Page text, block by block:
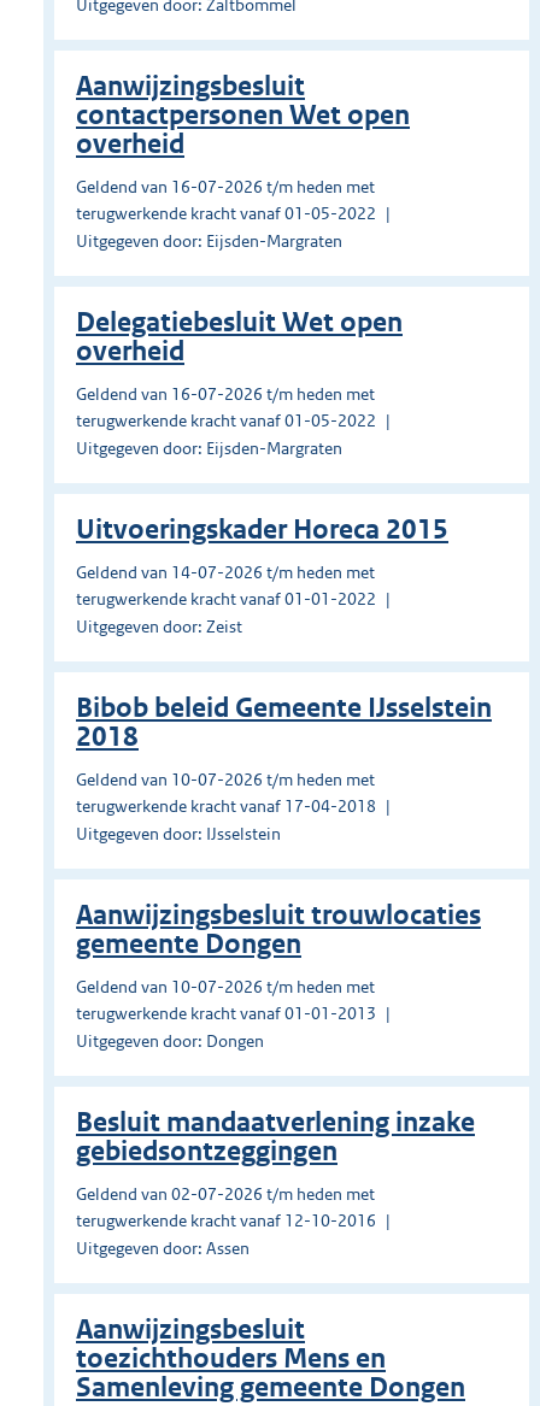
Uitgegeven door: Zaltbommel
Aanwijzingsbesluit
contactpersonen Wet open
overheid
Geldend van 16-07-2026 t/m heden met
terugwerkende kracht vanaf 01-05-2022
Uitgegeven door: Eijsden-Margraten
Delegatiebesluit Wet open
overheid
Geldend van 16-07-2026 t/m heden met
terugwerkende kracht vanaf 01-05-2022
Uitgegeven door: Eijsden-Margraten
Uitvoeringskader Horeca 2015
Geldend van 14-07-2026 t/m heden met
terugwerkende kracht vanaf 01-01-2022
Uitgegeven door: Zeist
Bibob beleid Gemeente IJsselstein
2018
Geldend van 10-07-2026 t/m heden met
terugwerkende kracht vanaf 17-04-2018
Uitgegeven door: IJsselstein
Aanwijzingsbesluit trouwlocaties
gemeente Dongen
Geldend van 10-07-2026 t/m heden met
terugwerkende kracht vanaf 01-01-2013
Uitgegeven door: Dongen
Besluit mandaatverlening inzake
gebiedsontzeggingen
Geldend van 02-07-2026 t/m heden met
terugwerkende kracht vanaf 12-10-2016
Uitgegeven door: Assen
Aanwijzingsbesluit
toezichthouders Mens en
Samenleving gemeente Dongen